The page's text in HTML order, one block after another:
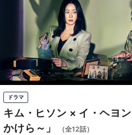
ドラマ
キム・ヒソン × イ・ヘヨ
かけら～」
（全12話）